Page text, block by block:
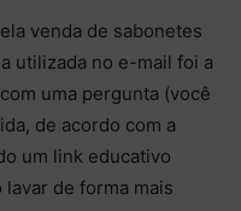
venda de sabonetes
utilizada no e-mail foi a
uma pergunta (você
de acordo com a
um link educativo
de forma mais